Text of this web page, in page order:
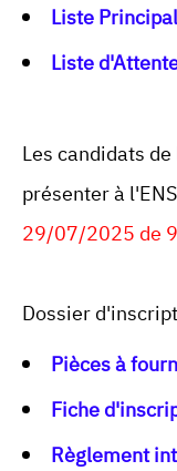
Liste
Liste
Les candidats
présenter à
29/07/2025 de
Dossier
Pièces à
Fiche
Règlement